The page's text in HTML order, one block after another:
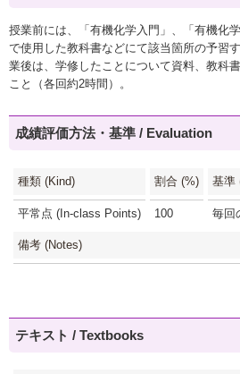
授業前には、「有機化学入門」、「有機化
で使用した教科書などにて該当箇所の予習
業後は、学修したことについて資料、教科
こと（各回約2時間）。
成績評価方法・基準 / Evaluation
種類 (Kind) 割合 (%) 基準
平常点 (In-class Points) 100 毎回
備考 (Notes)
テキスト / Textbooks